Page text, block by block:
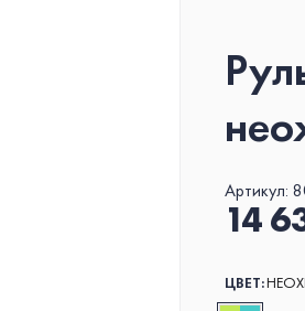
Артикул:
14
ЦВЕТ: